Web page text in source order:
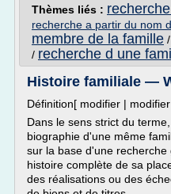
Thèmes liés :
recherche a partir du nom
membre de la famille /
/ recherche d une
Histoire familiale —
Définition[ modifier |
Dans le sens strict du
biographie d'une même
sur la base d'une
histoire complète de sa
des réalisations ou des